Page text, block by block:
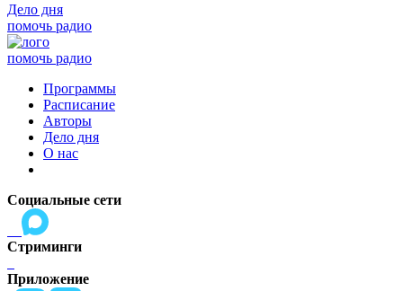
Дело дня
помочь радио
помочь радио
Программы
Расписание
Авторы
Дело дня
О нас
Социальные сети
Стриминги
Приложение